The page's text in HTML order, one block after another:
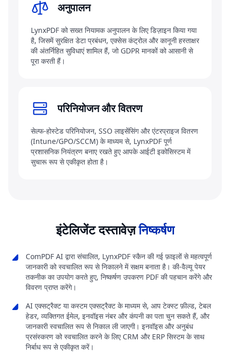
अनुपालन
LynxPDF को सख्त नियामक अनुपालन के लिए डिज़ाइन किया गया
है, जिसमें सुरक्षित डेटा प्रबंधन, एक्सेस कंट्रोल और कानूनी हस्ताक्षर
की अंतर्निहित सुविधाएं शामिल हैं, जो GDPR मानकों को आसानी से
पूरा करती हैं।
परिनियोजन और वितरण
सेल्फ-होस्टेड परिनियोजन, SSO लाइसेंसिंग और एंटरप्राइज वितरण
(Intune/GPO/SCCM) के माध्यम से, LynxPDF पूर्ण
प्रशासनिक नियंत्रण बनाए रखते हुए आपके आईटी इकोसिस्टम में
सुचारू रूप से एकीकृत होता है।
इंटेलिजेंट दस्तावेज़निष्कर्षण
ComPDF AI द्वारा संचालित, LynxPDF स्कैन की गई फ़ाइलों से महत्वपूर्ण
जानकारी को स्वचालित रूप से निकालने में सक्षम बनाता है। की-वैल्यू पेयर
तकनीक का उपयोग करते हुए, निष्कर्षण उपकरण PDF की पहचान करेंगे और
विवरण प्राप्त करेंगे।
AI एक्सट्रैक्ट या कस्टम एक्सट्रैक्ट के माध्यम से, आप टेक्स्ट फ़ील्ड, टेबल
हेडर, व्यक्तिगत ईमेल, इनवॉइस नंबर और कंपनी का पता चुन सकते हैं, और
जानकारी स्वचालित रूप से निकाल ली जाएगी। इनवॉइस और अनुबंध
प्रसंस्करण को स्वचालित करने के लिए CRM और ERP सिस्टम के साथ
निर्बाध रूप से एकीकृत करें।